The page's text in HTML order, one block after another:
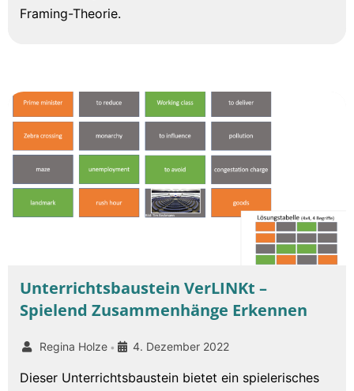
Framing-Theorie.
Unterrichtsbaustein VerLINKt –
Spielend Zusammenhänge Erkennen
Regina Holze • 4. Dezember 2022
Dieser Unterrichtsbaustein bietet ein spielerisches